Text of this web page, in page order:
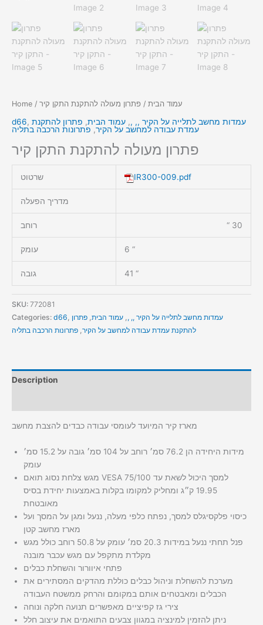
Home / עמוד הבית / פתרון מעולה להתקנת התקן קיר
d66, עמדות מחשב לתלייה על הקיר ,, ,, עמוד הבית, פתרון להתקנת
עמדת עבודה למחשב על הקיר, פתרונות הרכבה בתליה
פתרון מעולה להתקנת התקן קיר
שרטוט IR300-009.pdf
מדריך הפעלה
רוחב 30 “
עומק 6 “
גובה 41 “
SKU: 772081
Categories: d66, עמדות מחשב לתלייה על הקיר ,, ,, עמוד הבית, פתרון
להתקנת עמדת עבודה למחשב על הקיר, פתרונות הרכבה בתליה
Description
מארז קיר המיועד לעומסי עבודה כבדים להצבת מחשב
מידות היחידה הן 76.2 סמ׳ רוחב על 104 סמ׳ גובה על 15.2 סמ׳
עומק
מגש צלחת נסוג תואם VESA 75/100 למסך היכול לשאת עד
19.95 ק״ג ומחליק למקומו בקלות באמצעות יחידת בסיס
מאובטחת
כיסוי פלקסיגלס למסך, נפתח כלפי מעלה, ננעל ומגן על המסך ועל
מארז מחשב קטן
פנל תחתי ננעל במידות 20.3 סמ׳ עומק על 50.8 רוחב כולל מגש
מקלדת מתקפל עם מגש עכבר מובנה
פתחי איוורור והשחלת כבלים
מערכת להשחלת וניהול כבלים כוללת מהדקים המסתירים את
הכבלים ומאבטחים אותם במקומם והרחק ממשטח העבודה
צירי גז קפיציים מאפשרים תנועה חלקה ונוחה
ניתן להזמין למינציה במגוון צבעים התואמים את עיצוב חלל